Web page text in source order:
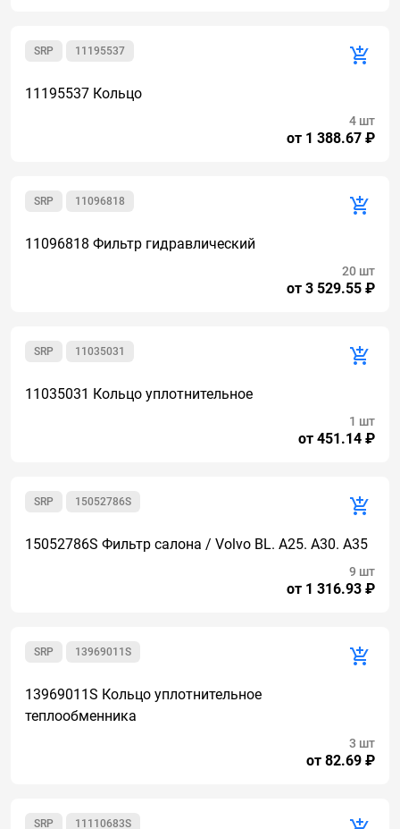
11195537
SRP
11195537 Кольцо
от 1 388.67 ₽
4 шт
11096818
SRP
11096818 Фильтр гидравлический
от 3 529.55 ₽
20 шт
11035031
SRP
11035031 Кольцо уплотнительное
от 451.14 ₽
1 шт
15052786S
SRP
15052786S Фильтр салона / Volvo BL. A25. A30. A35
от 1 316.93 ₽
9 шт
13969011S
SRP
13969011S Кольцо уплотнительное
теплообменника
от 82.69 ₽
3 шт
11110683S
SRP